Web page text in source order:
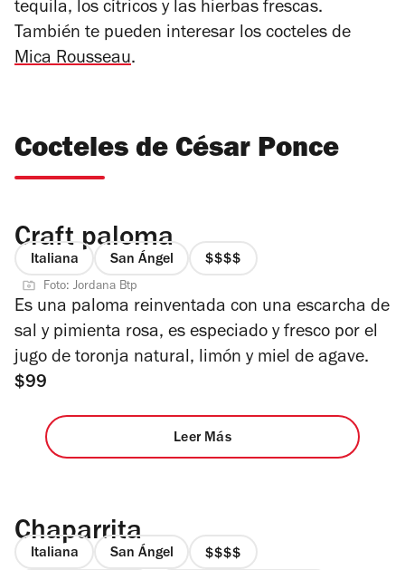
tequila, los cítricos y las hierbas frescas.
También te pueden interesar los cocteles de
Mica Rousseau.
Cocteles de César Ponce
Craft paloma
Italiana San Ángel
precio
de
4
Foto: Jordana Btp
Es una paloma reinventada con una escarcha de
sal y pimienta rosa, es especiado y fresco por el
jugo de toronja natural, limón y miel de agave.
$99
Leer Más
Chaparrita
Italiana San Ángel
precio